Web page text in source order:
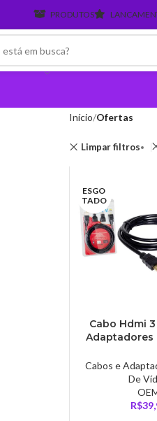
PRODUTOS
Início Ofertas
Limpar filtros
ESGO
TADO
Cabo Hdmi 3
Adaptadores
Preto –
Cabos e
De
R$